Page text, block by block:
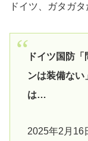
ドイツ、ガタガタ
ドイツ国防
ンは装備な
は…
2025年2月16